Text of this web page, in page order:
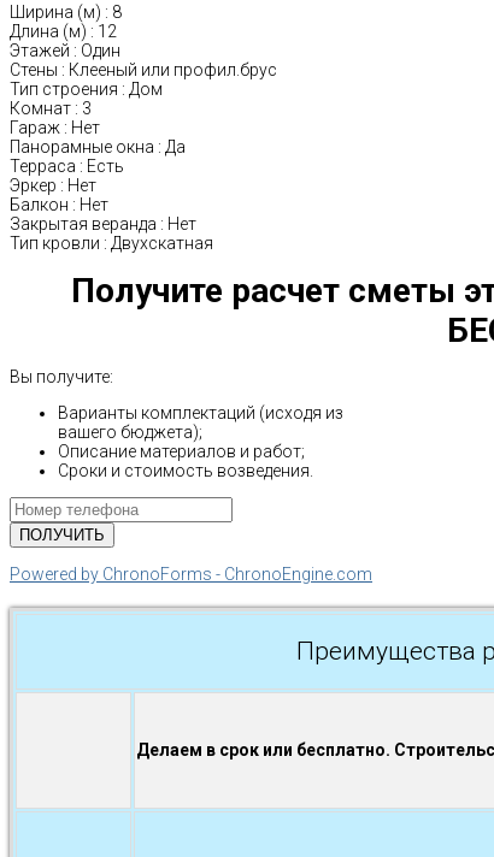
Ширина (м) : 8
Длина (м) : 12
Этажей : Один
Стены : Клееный или профил.брус
Тип строения : Дом
Комнат : 3
Гараж : Нет
Панорамные окна : Да
Терраса : Есть
Эркер : Нет
Балкон : Нет
Закрытая веранда : Нет
Тип кровли : Двухскатная
Получите расчет сметы
Вы получите:
Варианты комплектаций (исходя из
вашего бюджета);
Описание материалов и работ;
Сроки и стоимость возведения.
Powered by ChronoForms - ChronoEngine.com
Преимущества
Делаем в срок или бесплатно.